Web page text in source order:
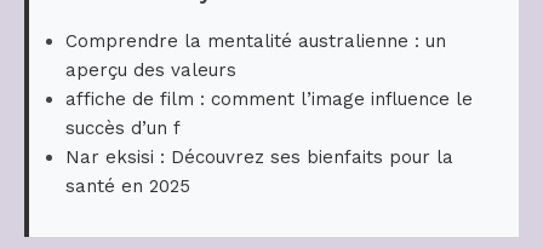
Comprendre la mentalité australienne : un
aperçu des valeurs
affiche de film : comment l’image influence le
succès d’un f
Nar eksisi : Découvrez ses bienfaits pour la
santé en 2025